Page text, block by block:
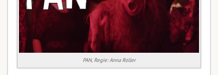
PAN, Regie: Anna Roller